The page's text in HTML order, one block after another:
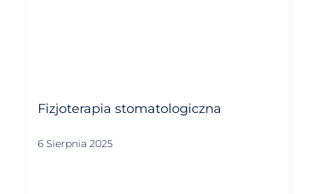
Fizjoterapia stomatologiczna
6 Sierpnia 2025